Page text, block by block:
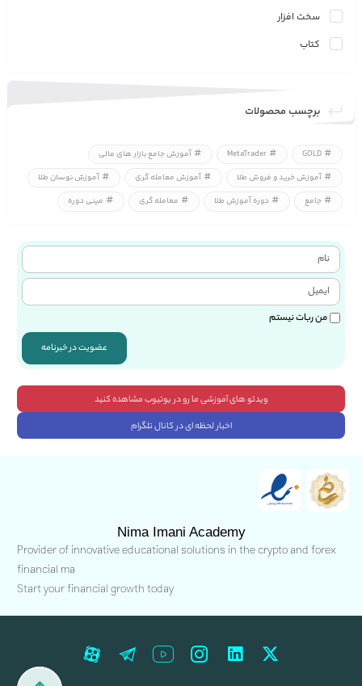
سخت افزار
کتاب
برچسب محصولات
GOLD
MetaTrader
آموزش جامع بازار های مالی
آموزش خرید و فروش طلا
آموزش معامله گری
آموزش نوسان طلا
جامع
دوره آموزش طلا معامله گری مینی دوره
من ربات نیستم
عضویت در خبرنامه
ویدئو های آموزشی ما رو در یوتیوب مشاهده کنید
اخبار لحظه ای در کانال تلگرام
Nima Imani Academy
Provider of innovative educational solutions in the crypto and forex
financial ma
Start your financial growth today